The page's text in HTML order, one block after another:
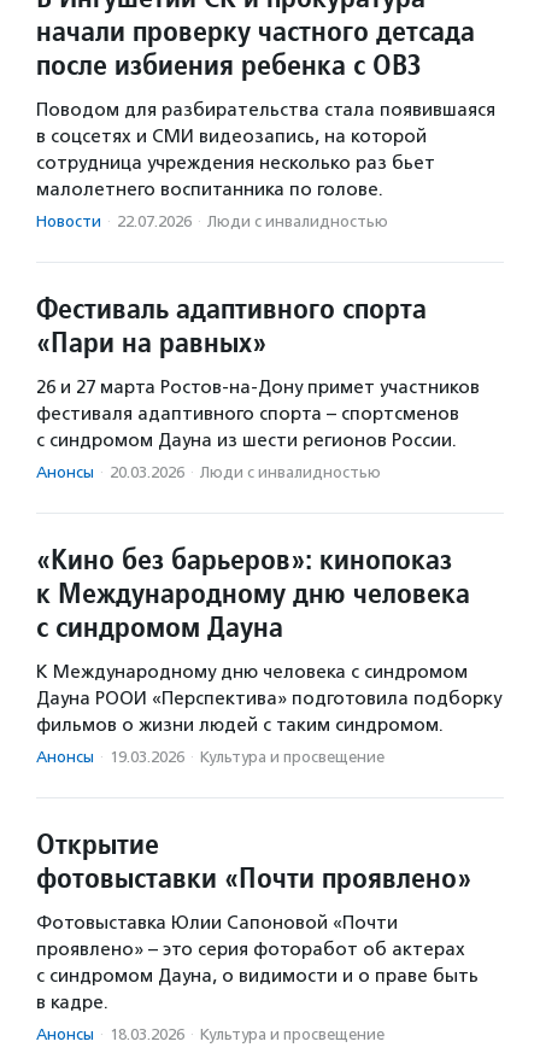
начали проверку частного детсада
после избиения ребенка с ОВЗ
Поводом для разбирательства стала появившаяся
в соцсетях и СМИ видеозапись, на которой
сотрудница учреждения несколько раз бьет
малолетнего воспитанника по голове.
Новости · 22.07.2026 · Люди с инвалидностью
Фестиваль адаптивного спорта
«Пари на равных»
26 и 27 марта Ростов-на-Дону примет участников
фестиваля адаптивного спорта – спортсменов
с синдромом Дауна из шести регионов России.
Анонсы · 20.03.2026 · Люди с инвалидностью
«Кино без барьеров»: кинопоказ
к Международному дню человека
с синдромом Дауна
К Международному дню человека с синдромом
Дауна РООИ «Перспектива» подготовила подборку
фильмов о жизни людей с таким синдромом.
Анонсы · 19.03.2026 · Культура и просвещение
Открытие
фотовыставки «Почти проявлено»
Фотовыставка Юлии Сапоновой «Почти
проявлено» – это серия фоторабот об актерах
с синдромом Дауна, о видимости и о праве быть
в кадре.
Анонсы · 18.03.2026 · Культура и просвещение